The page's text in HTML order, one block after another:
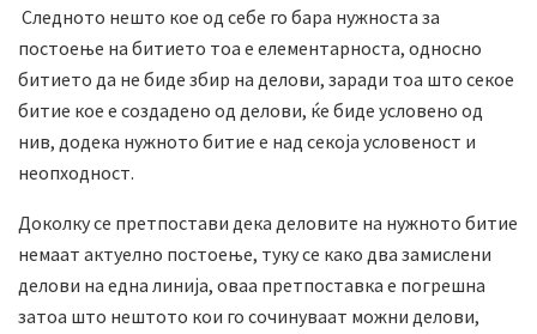
Следното нешто кое од себе го бара нужноста за
постоење на битието тоа е елементарноста, односно
битието да не биде збир на делови, заради тоа што секое
битие кое е создадено од делови, ќе биде условено од
нив, додека нужното битие е над секоја условеност и
неопходност.
Доколку се претпостави дека деловите на нужното битие
немаат актуелно постоење, туку се како два замислени
делови на една линија, оваа претпоставка е погрешна
затоа што нештото кои го сочинуваат можни делови,